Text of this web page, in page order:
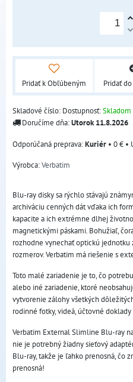
Pridať k Obľúbeným Pridať
Skladové číslo: Dostupnosť:Skladom
Doručíme dňa:Utorok11.8.2026
Kuriér • 0 € •
Výrobca:Verbatim
Blu-ray disky sa rýchlo stávajú
archiváciu cenných dát vďaka ich
kapacite a ich extrémne dlhej
magnetickými páskami. Bohužiaľ,
rozhodne vynechať optickú
rozmerov. Verbatim má riešenie s
Toto malé zariadenie je to, čo
alebo iné zariadenie, ktoré
vytvorenie zálohy všetkých
rodinné fotky, videá, účtovné doklady
Verbatim External Slimline Blu-ray
nie je potrebný žiadny sieťový
Blu-ray, takže je ľahko prenosná, čo
prenosná!